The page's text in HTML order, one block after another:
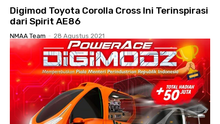
Digimod Toyota Corolla Cross Ini Terinspirasi
dari Spirit AE86
NMAA Team - 28 Agustus 2021